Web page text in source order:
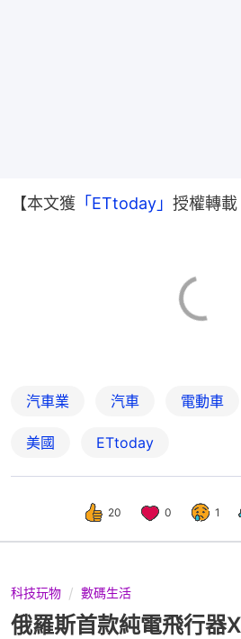
【本文獲 「ETtoday」 授權轉載
汽車業 汽車 電動車
美國 ETtoday
20 0 1
科技玩物 數碼生活
俄羅斯首款純電飛行器